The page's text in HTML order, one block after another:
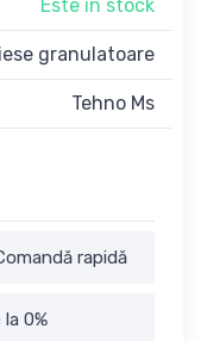
Este în stock
granulatoare
Tehno Ms
rapidă
0%